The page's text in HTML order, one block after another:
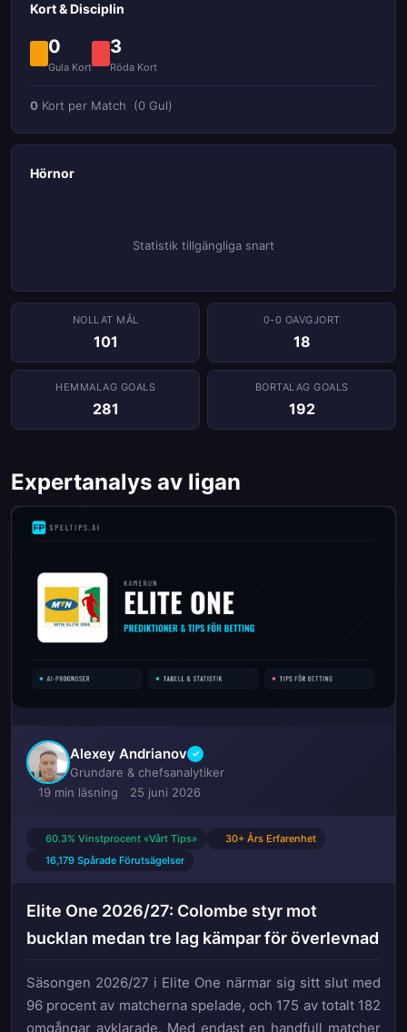
Kort & Disciplin
0
Gula Kort
3
Röda Kort
0 Kort per Match (0 Gul)
Hörnor
Statistik tillgängliga snart
NOLLAT ​​MÅL
101
0-0 OAVGJORT
18
HEMMALAG GOALS
281
BORTALAG GOALS
192
Expertanalys av ligan
Alexey Andrianov ✓
Grundare & chefsanalytiker
19 min läsning
25 juni 2026
60.3% Vinstprocent «Vårt Tips»
30+ Års Erfarenhet
16,179 Spårade Förutsägelser
Elite One 2026/27: Colombe styr mot
bucklan medan tre lag kämpar för överlevnad
Säsongen 2026/27 i Elite One närmar sig sitt slut med
96 procent av matcherna spelade, och 175 av totalt 182
omgångar avklarade. Med endast en handfull matcher